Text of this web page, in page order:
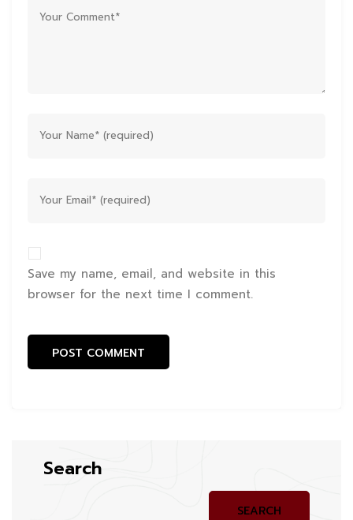
Save my name, email, and website in this
browser for the next time I comment.
Search
SEARCH